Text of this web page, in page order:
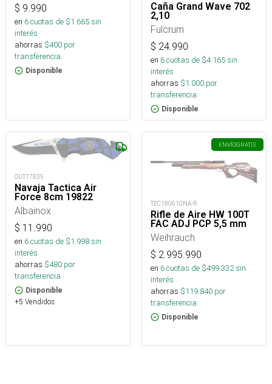
$ 9.990
en 6cuotas de $1.665sin
interés
ahorras $400 por
transferencia.
Disponible
Caña Grand Wave 702
2,10
Fulcrum
$ 24.990
en 6cuotas de $4.165sin
interés
ahorras $1.000 por
transferencia.
Disponible
OUT17835
Navaja Tactica Air
Force 8cm 19822
Albainox
$ 11.990
en 6cuotas de $1.998sin
interés
ahorras $480 por
transferencia.
Disponible
+5 Vendidos
ENVÍOGRATIS
TEC180610NA-R
Rifle de Aire HW 100T
FAC ADJ PCP 5,5 mm
Weihrauch
$ 2.995.990
en 6cuotas de $499.332sin
interés
ahorras $119.840 por
transferencia.
Disponible